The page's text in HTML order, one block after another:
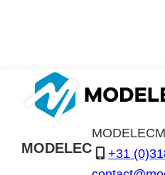
MODELEC
MODELEC
+31